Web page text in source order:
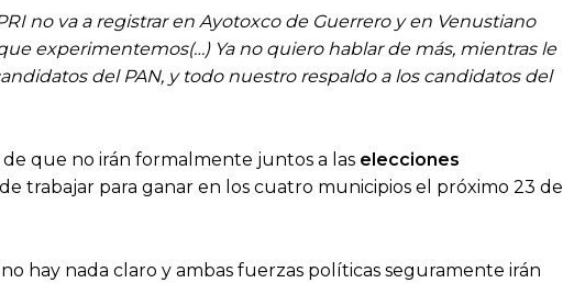
no va a registrar en Ayotoxco de Guerrero y en Venustiano
experimentemos(…) Ya no quiero hablar de más, mientras le
del PAN, y todo nuestro respaldo a los candidatos del
que no irán formalmente juntos a las elecciones
trabajar para ganar en los cuatro municipios el próximo 23 de
hay nada claro y ambas fuerzas políticas seguramente irán